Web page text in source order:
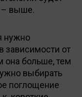
– выше.
нужно
зависимости от
она больше, тем
выбирать
поглощение